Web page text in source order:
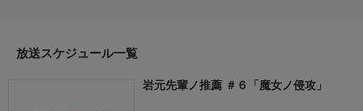
【青沼静馬】永塚拓馬
放送スケジュール一覧
岩元先輩ノ推薦 ＃６「魔女ノ侵攻」